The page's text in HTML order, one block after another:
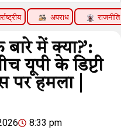
अपराध राजनीति
बारे में क्या?’:
यूपी के डिप्टी
पर हमला |
8:33 pm